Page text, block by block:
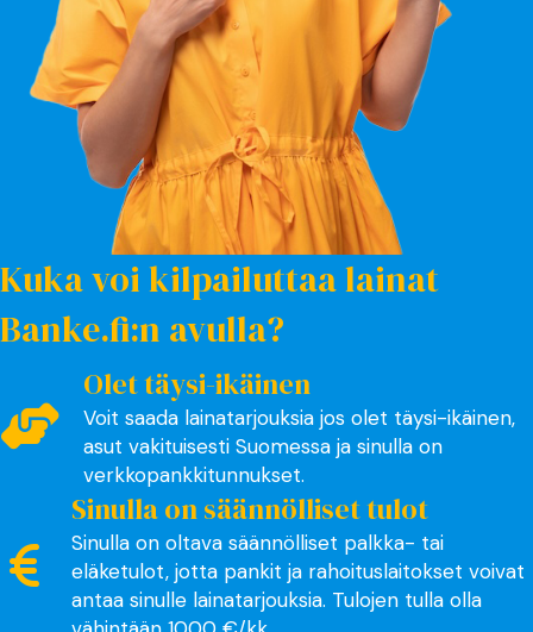
Kuka voi kilpailuttaa lainat
Banke.fi:n avulla?
Olet täysi-ikäinen
Voit saada lainatarjouksia jos olet täysi-ikäinen,
asut vakituisesti Suomessa ja sinulla on
verkkopankkitunnukset.
Sinulla on säännölliset tulot
Sinulla on oltava säännölliset palkka- tai
eläketulot, jotta pankit ja rahoituslaitokset voivat
antaa sinulle lainatarjouksia. Tulojen tulla olla